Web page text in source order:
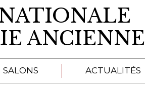
ANCIENNE
SALONS ACTUALITÉS